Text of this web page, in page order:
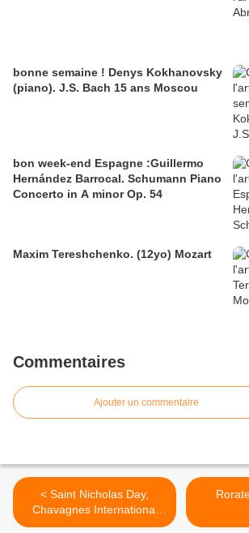
bonne semaine ! Denys Kokhanovsky
(piano). J.S. Bach 15 ans Moscou
bon week-end Espagne :Guillermo
Hernández Barrocal. Schumann Piano
Concerto in A minor Op. 54
Maxim Tereshchenko. (12yo) Mozart
Commentaires
Ajouter un commentaire
< Saint Nicholas Day,
Chavagnes International
College.